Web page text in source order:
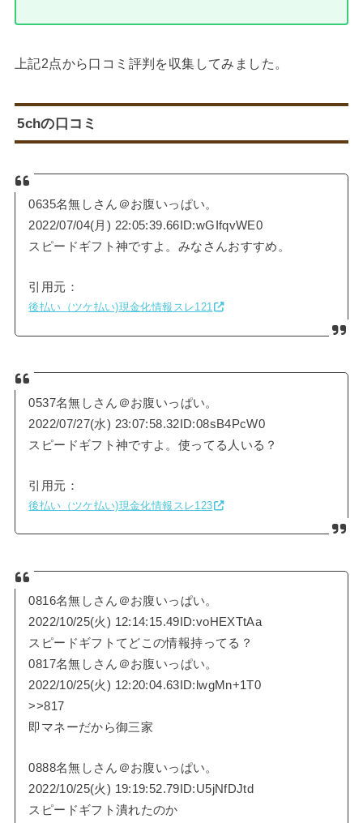
上記2点から口コミ評判を収集してみました。
5chの口コミ
0635名無しさん＠お腹いっぱい。
2022/07/04(月) 22:05:39.66ID:wGIfqvWE0
スピードギフト神ですよ。みなさんおすすめ。
引用元：
後払い（ツケ払い)現金化情報スレ121
0537名無しさん＠お腹いっぱい。
2022/07/27(水) 23:07:58.32ID:08sB4PcW0
スピードギフト神ですよ。使ってる人いる？
引用元：
後払い（ツケ払い)現金化情報スレ123
0816名無しさん＠お腹いっぱい。
2022/10/25(火) 12:14:15.49ID:voHEXTtAa
スピードギフトてどこの情報持ってる？
0817名無しさん＠お腹いっぱい。
2022/10/25(火) 12:20:04.63ID:lwgMn+1T0
>>817
即マネーだから御三家
0888名無しさん＠お腹いっぱい。
2022/10/25(火) 19:19:52.79ID:U5jNfDJtd
スピードギフト潰れたのか